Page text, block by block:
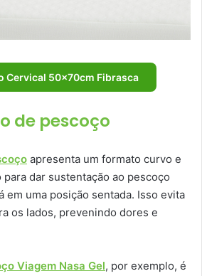
Cervical 50x70cm Fibrasca
de pescoço
apresenta um formato curvo e
dar sustentação ao pescoço
em uma posição sentada. Isso evita
os lados, prevenindo dores e
Viagem Nasa Gel, por exemplo, é